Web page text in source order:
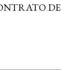
DE